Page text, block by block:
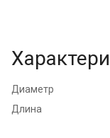
Диаметр
Длина